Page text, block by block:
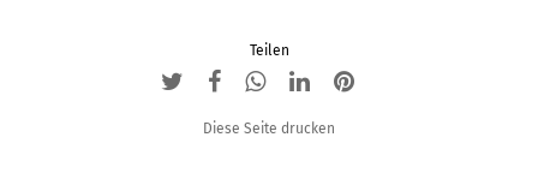
Teilen
Diese Seite drucken